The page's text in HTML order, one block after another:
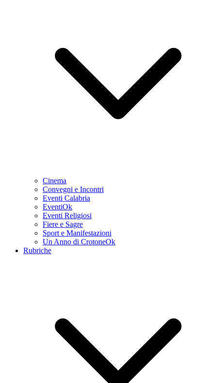
Cinema
Convegni e Incontri
Eventi Calabria
EventiOk
Eventi Religiosi
Fiere e Sagre
Sport e Manifestazioni
Un Anno di CrotoneOk
Rubriche